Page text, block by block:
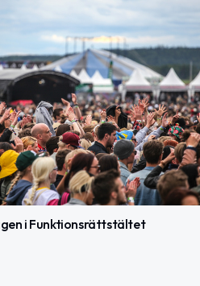
i Funktionsrättstältet